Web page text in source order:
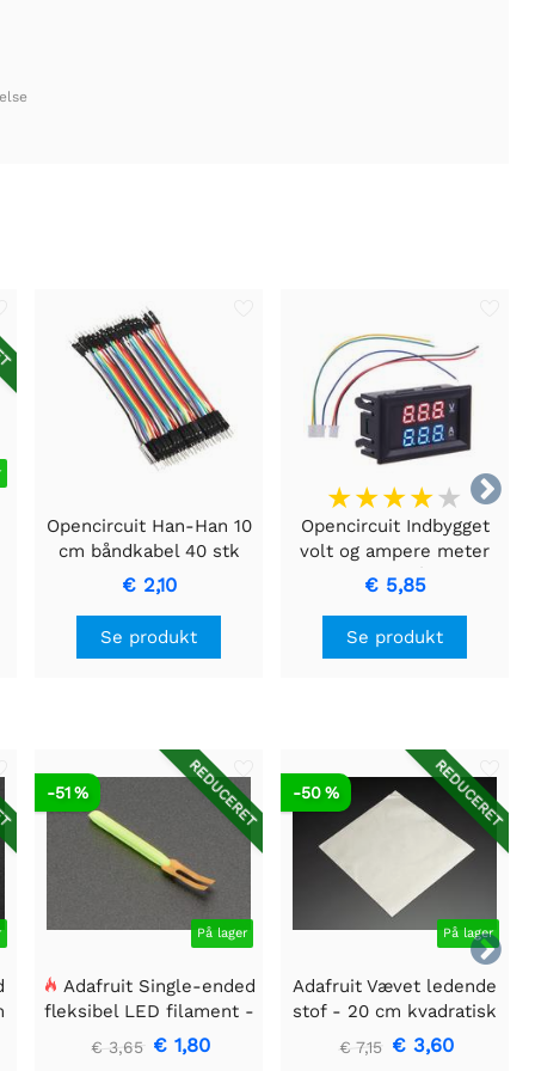

Opencircuit Han-Han 10
cm båndkabel 40 stk
€ 2,10
Se produkt
Opencircuit Indbygget
volt og ampere meter
rød/blå
€ 5,85
Se produkt

REDUCERET
På lager
-51 %
Adafruit Single-ended
fleksibel LED filament -
3V 25 mm lang - Grøn
€ 3,65 € 1,80
REDUCERET
På lager
-50 %
Adafruit Vævet ledende
stof - 20 cm kvadratisk
€ 7,15 € 3,60